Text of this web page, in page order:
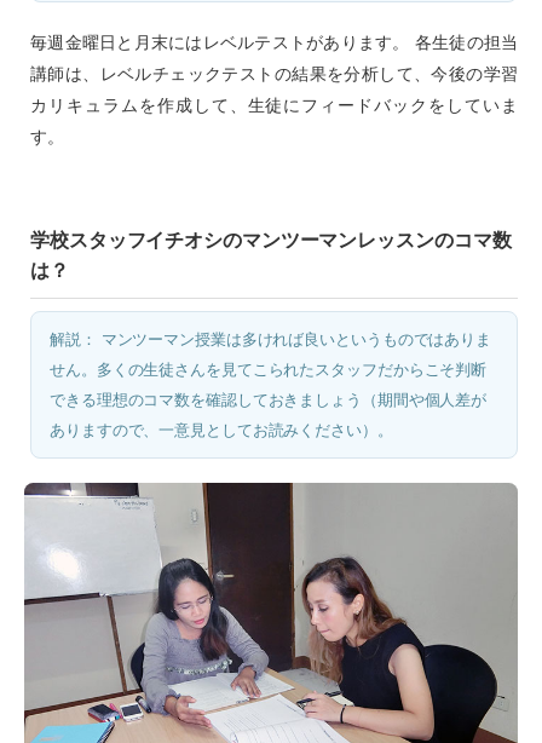
毎週金曜日と月末にはレベルテストがあります。 各生徒の担当
講師は、レベルチェックテストの結果を分析して、今後の学習
カリキュラムを作成して、生徒にフィードバックをしていま
す。
学校スタッフイチオシのマンツーマンレッスンのコマ数
は？
解説： マンツーマン授業は多ければ良いというものではありま
せん。多くの生徒さんを見てこられたスタッフだからこそ判断
できる理想のコマ数を確認しておきましょう（期間や個人差が
ありますので、一意見としてお読みください）。